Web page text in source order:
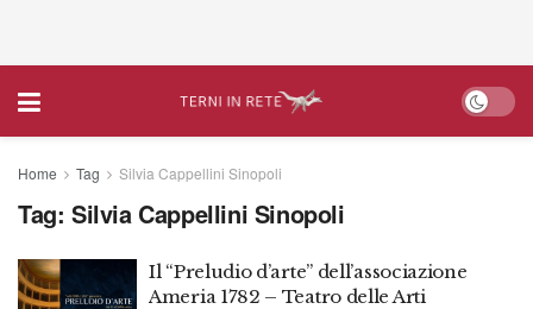
Home Tag Silvia Cappellini Sinopoli
Tag: Silvia Cappellini Sinopoli
Il “Preludio d’arte” dell’associazione
Ameria 1782 – Teatro delle Arti